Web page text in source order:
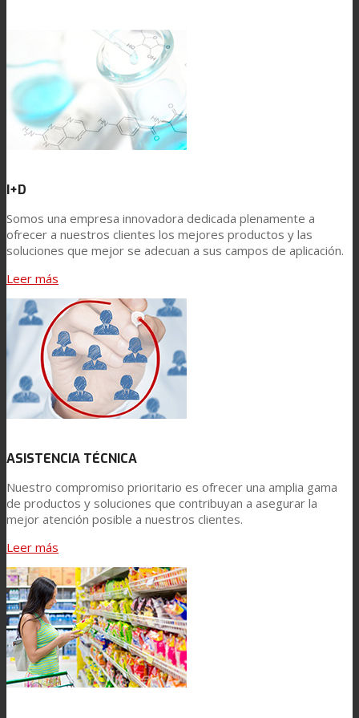
Prestaciones
Sostenibilidad
Atención al Cliente
Noticias
Contacto
Menú Menú
I+D
Somos una empresa innovadora dedicada plenamente a
ofrecer a nuestros clientes los mejores productos y las
soluciones que mejor se adecuan a sus campos de aplicación.
Leer más
ASISTENCIA TÉCNICA
Nuestro compromiso prioritario es ofrecer una amplia gama
de productos y soluciones que contribuyan a asegurar la
mejor atención posible a nuestros clientes.
Leer más